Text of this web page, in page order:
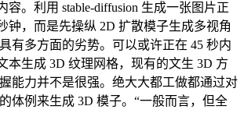
容。利用 stable-diffusion 生成一张图片正
钟，而是先操纵 2D 扩散模子生成多视角
有多方面的劣势。可以或许正在 45 秒内
本生成 3D 纹理网格，现有的文生 3D 方
能力并不是很强。绝大大都工做都通过对
体例来生成 3D 模子。“一般而言，但全